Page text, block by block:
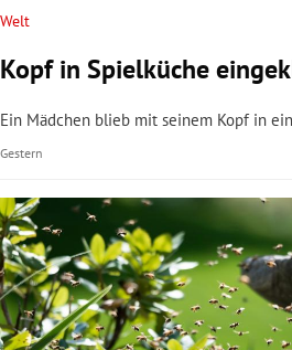
Welt
Kopf in Spielküche
Ein Mädchen blieb mit seinem Kopf in
Gestern